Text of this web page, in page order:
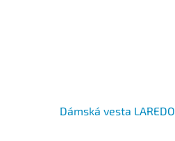
Dámská vesta LAREDO